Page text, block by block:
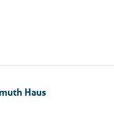
Haus